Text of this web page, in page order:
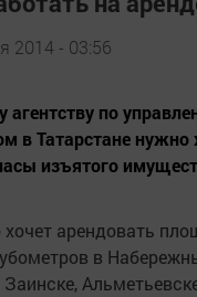
2014 - 03:56
по
в Татарстане нужно
изъятого
хочет арендовать
в
Заинске,